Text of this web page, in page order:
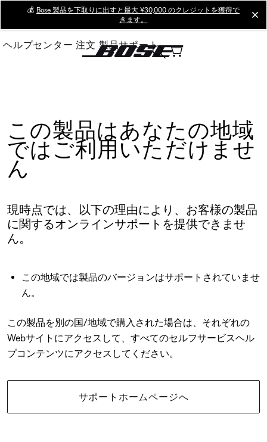
Main
💰 Bose 製品を下取りに出すと最大 ¥30,000 のクレジットを獲得で
きます。
ヘルプセンター 注文 製品サポート
この製品はあなたの地域
ではご利用いただけませ
ん
現時点では、以下の理由により、お客様の製品
に関するオンラインサポートを提供できませ
ん。
この地域では製品のバージョンはサポートされていませ
ん。
この製品を別の国/地域で購入された場合は、それぞれの
Webサイトにアクセスして、すべてのセルフサービスヘル
プコンテンツにアクセスしてください。
サポートホームページへ